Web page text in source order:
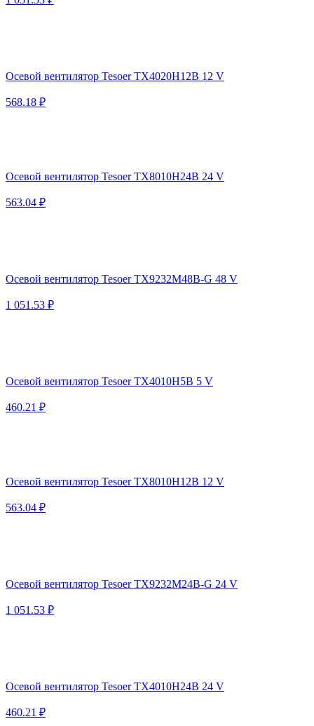
Осевой вентилятор Tesoer TX4020H12B 12 V
568.18 ₽
Осевой вентилятор Tesoer TX8010H24B 24 V
563.04 ₽
Осевой вентилятор Tesoer TX9232M48B-G 48 V
1 051.53 ₽
Осевой вентилятор Tesoer TX4010H5B 5 V
460.21 ₽
Осевой вентилятор Tesoer TX8010H12B 12 V
563.04 ₽
Осевой вентилятор Tesoer TX9232M24B-G 24 V
1 051.53 ₽
Осевой вентилятор Tesoer TX4010H24B 24 V
460.21 ₽